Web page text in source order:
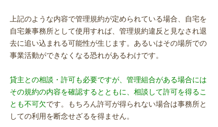
上記のような内容で管理規約が定められている場合、自宅を
自宅兼事務所として使用すれば、管理規約違反と見なされ退
去に追い込まれる可能性が生じます。あるいはその場所での
事業活動ができなくなる恐れがあるわけです。
貸主との相談・許可も必要ですが、管理組合がある場合には
その規約の内容を確認するとともに、相談して許可を得るこ
とも不可欠です。もちろん許可が得られない場合は事務所と
しての利用を断念せざるを得ません。